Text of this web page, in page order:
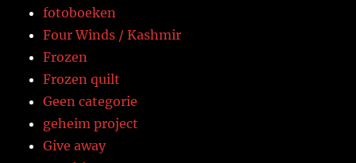
fotoboeken
Four Winds / Kashmir
Frozen
Frozen quilt
Geen categorie
geheim project
Give away